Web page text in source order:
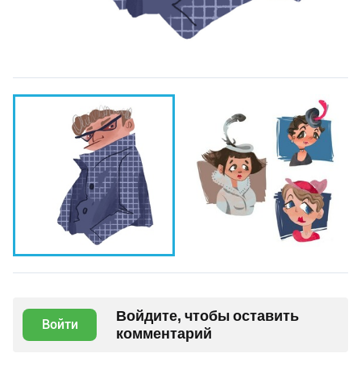
Войти
Войдите, чтобы оставить
комментарий